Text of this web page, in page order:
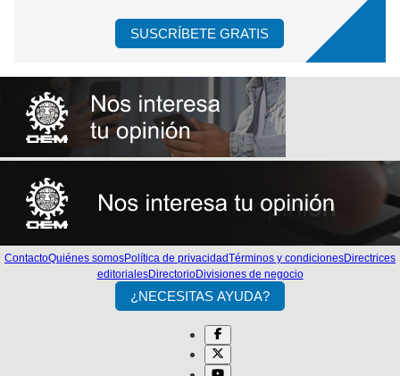
SUSCRÍBETE GRATIS
ContactoQuiénes somosPolítica de privacidadTérminos y condicionesDirectrices
editorialesDirectorioDivisiones de negocio
¿NECESITAS AYUDA?